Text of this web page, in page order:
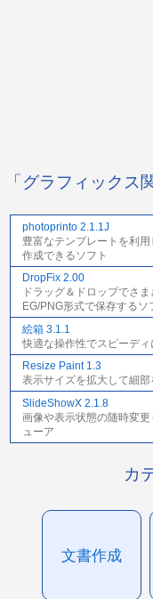
「グラフィックス
photoprinto 2.1.1J
豊富なテンプレートを利
作成できるソフト
DropFix 2.00
ドラッグ＆ドロップでさ
EG/PNG形式で保存するソ
絵箱 3.1.1
快適な操作性でスピーデ
Resize Paint 1.3
表示サイズを拡大して細
SlideShowX 2.1.8
画像や表示状態の随時変
ューア
カ
文書作成